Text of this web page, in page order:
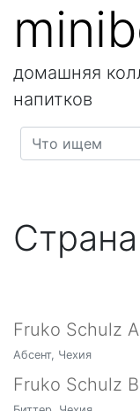
домашняя
напитков
Fruko Schulz
Абсент, Чехия
Fruko Schulz